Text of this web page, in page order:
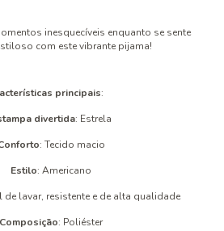
inesquecíveis enquanto se sente
com este vibrante pijama!
principais:
divertida: Estrela
: Tecido macio
Estilo: Americano
de lavar, resistente e de alta qualidade
Composição: Poliéster